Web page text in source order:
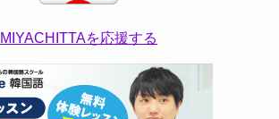
MIYACHITTAを応援する